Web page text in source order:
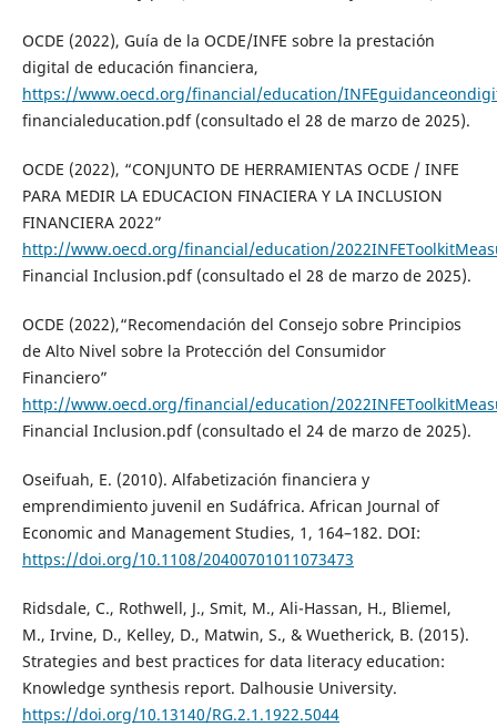
OCDE (2022), Guía de la OCDE/INFE sobre la prestación
digital de educación financiera,
https://www.oecd.org/financial/education/
financialeducation.pdf (consultado el 28 de marzo de 2025).
OCDE (2022), “CONJUNTO DE HERRAMIENTAS OCDE / INFE
PARA MEDIR LA EDUCACION FINACIERA Y LA INCLUSION
FINANCIERA 2022”
http://www.oecd.org/financial/education/
Financial Inclusion.pdf (consultado el 28 de marzo de 2025).
OCDE (2022),“Recomendación del Consejo sobre Principios
de Alto Nivel sobre la Protección del Consumidor
Financiero”
http://www.oecd.org/financial/education/
Financial Inclusion.pdf (consultado el 24 de marzo de 2025).
Oseifuah, E. (2010). Alfabetización financiera y
emprendimiento juvenil en Sudáfrica. African Journal of
Economic and Management Studies, 1, 164–182. DOI:
https://doi.org/10.1108/20400701011073473
Ridsdale, C., Rothwell, J., Smit, M., Ali-Hassan, H., Bliemel,
M., Irvine, D., Kelley, D., Matwin, S., & Wuetherick, B. (2015).
Strategies and best practices for data literacy education:
Knowledge synthesis report. Dalhousie University.
https://doi.org/10.13140/RG.2.1.1922.5044